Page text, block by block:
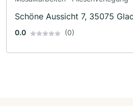
Schöne Aussicht 7, 35075
0.0 (0)